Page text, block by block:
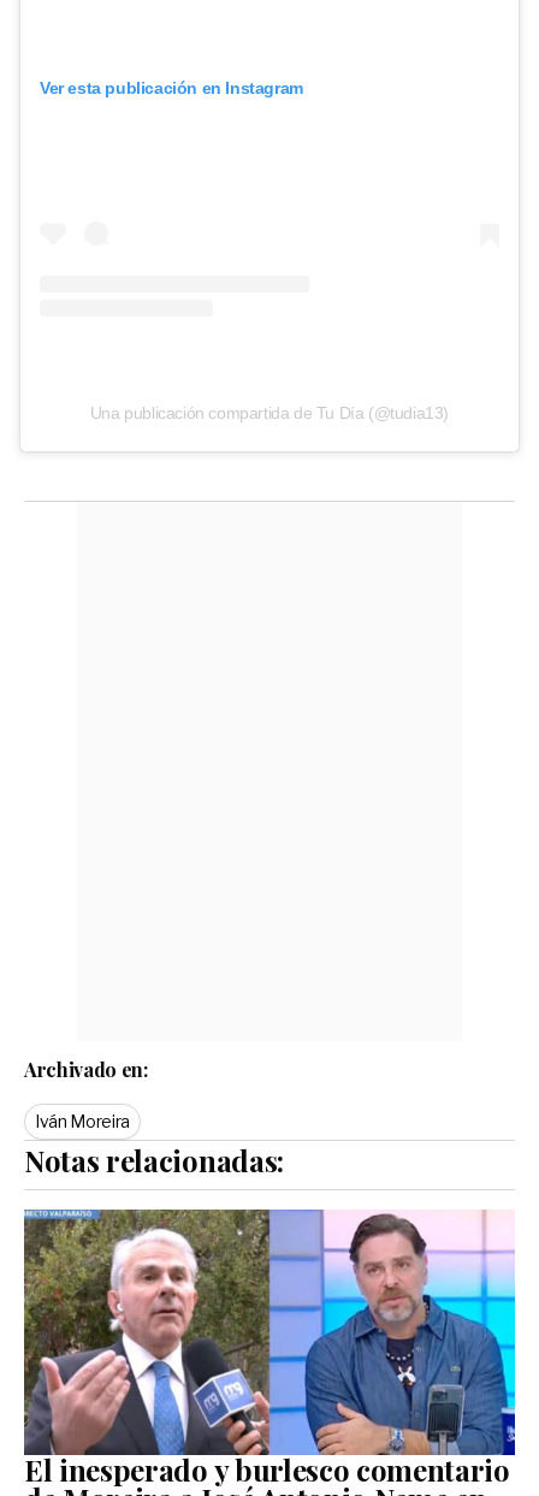
Ver esta publicación en Instagram
Una publicación compartida de Tu Día (@tudia13)
Archivado en:
Iván Moreira
Notas relacionadas:
El inesperado y burlesco comentario